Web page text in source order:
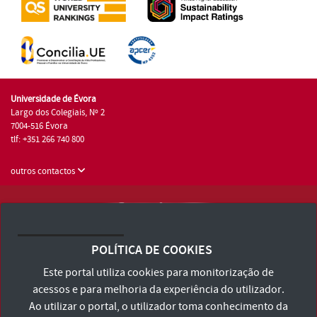
Universidade de Évora
Largo dos Colegiais, Nº 2
7004-516 Évora
tlf: +351 266 740 800
outros contactos
Consulte os Termos e Condições e Política de Privacidade
Declaração de Acessibilidade
POLÍTICA DE COOKIES
Este portal utiliza cookies para monitorização de
acessos e para melhoria da experiência do utilizador.
Ao utilizar o portal, o utilizador toma conhecimento da